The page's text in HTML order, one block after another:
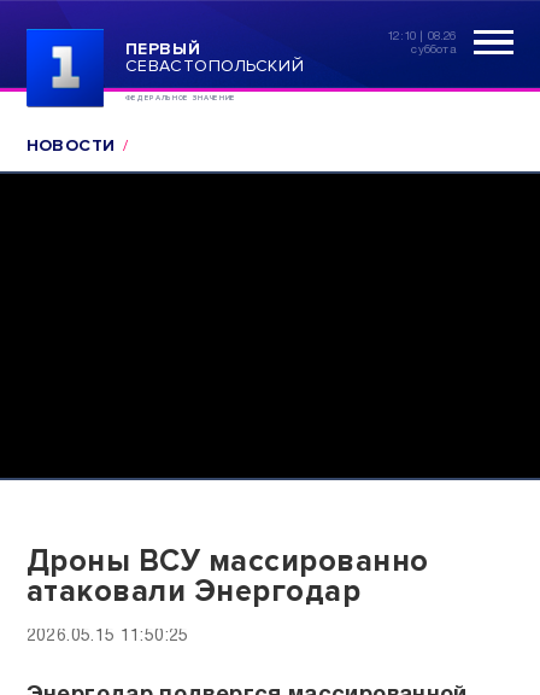
ПЕРВЫЙ
СЕВАСТОПОЛЬСКИЙ
ФЕДЕРАЛЬНОЕ ЗНАЧЕНИЕ
12:10 | 08.26
суббота
НОВОСТИ
Дроны ВСУ массированно
атаковали Энергодар
2026.05.15 11:50:25